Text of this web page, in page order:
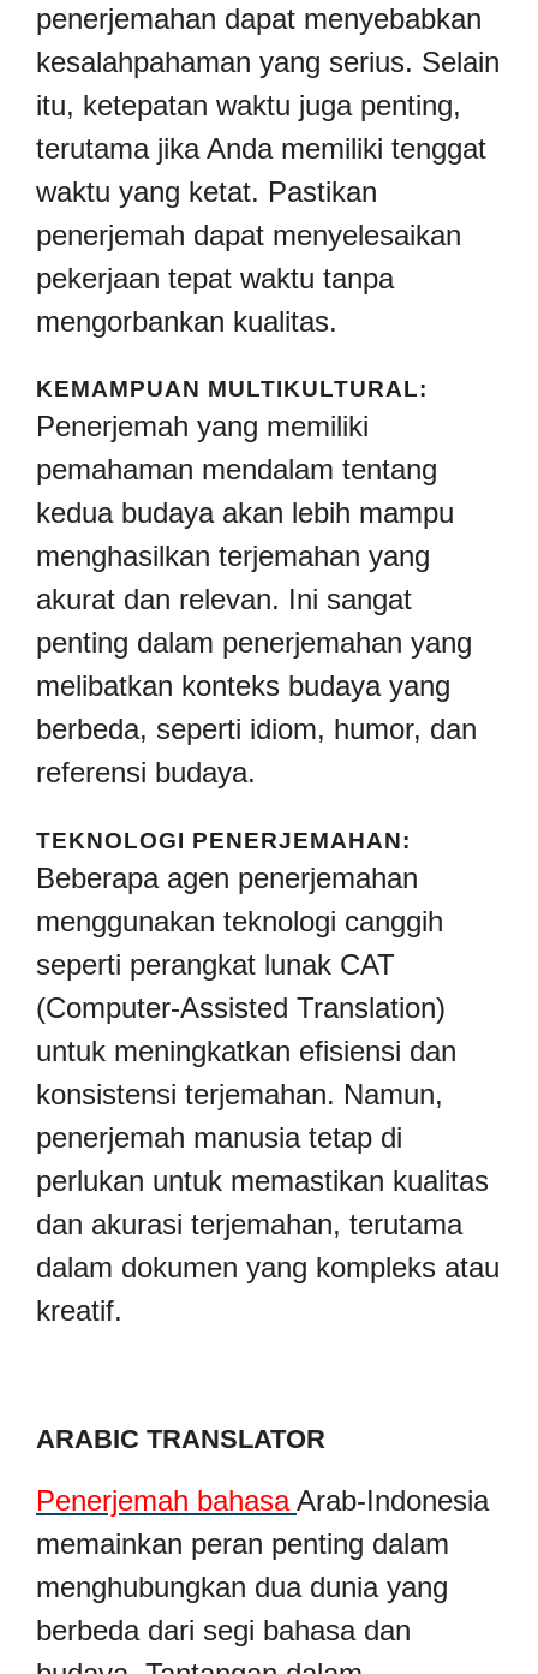
penerjemahan dapat menyebabkan
kesalahpahaman yang serius. Selain
itu, ketepatan waktu juga penting,
terutama jika Anda memiliki tenggat
waktu yang ketat. Pastikan
penerjemah dapat menyelesaikan
pekerjaan tepat waktu tanpa
mengorbankan kualitas.
KEMAMPUAN MULTIKULTURAL:
Penerjemah yang memiliki
pemahaman mendalam tentang
kedua budaya akan lebih mampu
menghasilkan terjemahan yang
akurat dan relevan. Ini sangat
penting dalam penerjemahan yang
melibatkan konteks budaya yang
berbeda, seperti idiom, humor, dan
referensi budaya.
TEKNOLOGI PENERJEMAHAN:
Beberapa agen penerjemahan
menggunakan teknologi canggih
seperti perangkat lunak CAT
(Computer-Assisted Translation)
untuk meningkatkan efisiensi dan
konsistensi terjemahan. Namun,
penerjemah manusia tetap di
perlukan untuk memastikan kualitas
dan akurasi terjemahan, terutama
dalam dokumen yang kompleks atau
kreatif.
ARABIC TRANSLATOR
Penerjemah bahasaArab-Indonesia
memainkan peran penting dalam
menghubungkan dua dunia yang
berbeda dari segi bahasa dan